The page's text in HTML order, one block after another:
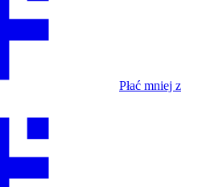
Płać mniej z